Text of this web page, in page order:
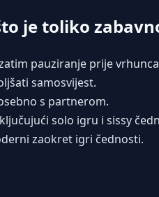
je toliko
pauziranje prije
samosvijest.
s partnerom.
solo igru i sissy
zaokret igri čednosti.